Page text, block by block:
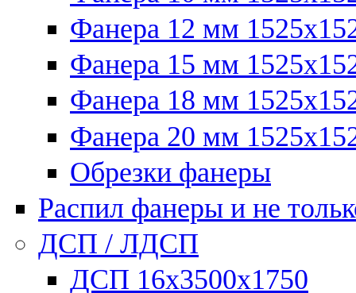
Фанера 12 мм
Фанера 15 мм
Фанера 18 мм
Фанера 20 мм
Обрезки фанеры
Распил фанеры и не
ДСП / ЛДСП
ДСП 16х3500х1750